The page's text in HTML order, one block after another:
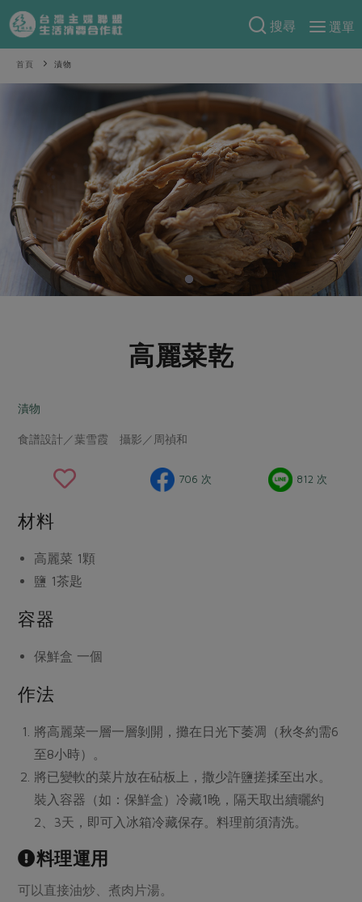
搜尋
選單
產品分類
當令水果
芽苗類 蕈菇類
辛香料類
奶蛋豆・五穀
蛋 乳製品
豆製品 米麵雜糧
水產
調理食材・點心
調味醬料/南北貨 烘焙
保健食品
居家好物
美妝保養
日用品
防災用品
最新產品
優惠專區
素食專區
樂齡友善
米食
麵食
肉食
海鮮
湯品．鍋物
漬物
飲品
主題食譜
異國料理
年菜食譜
節慶大餐
高麗菜海鮮煎餅
特別企畫
預購活動
把最好的台灣味帶回家！
防災用品預購圓滿結束
2026年端午節預購圓滿結束
更多預購活動
合作25-精選產品第四彈
合作25-精選產品第三彈
更多當季產品
議題活動
主婦聯盟X樂齡網特約優惠案
30%rPET紅烏龍茶
2024農業發展計畫年度報告
把最好的台灣味帶回家！
綠主張
觀點文章
主婦食堂 一籃菜真心話
社內大小事 合作聯合國
親子食育
關注議題
減硝酸鹽 惜食
非基改運動 支持本土農糧
減添加物
公益金
更多議題
關於合作社
認識合作社
關於我們
產品檢驗
自主把關
檢驗報告
社員權益
合作社法規
社務專區
最新消息
媒體報導
下載專區
活動報下載
重要公告
首頁 漬物
高麗菜乾
漬物
食譜設計／葉雪霞 攝影／周禎和
706 次 812 次
材料
高麗菜 1顆
鹽 1茶匙
容器
保鮮盒 一個
作法
將高麗菜一層一層剝開，攤在日光下萎凋（秋冬約需6
至8小時）。
將已變軟的菜片放在砧板上，撒少許鹽搓揉至出水。
裝入容器（如：保鮮盒）冷藏1晚，隔天取出續曬約
2、3天，即可入冰箱冷藏保存。料理前須清洗。
料理運用
可以直接油炒、煮肉片湯。